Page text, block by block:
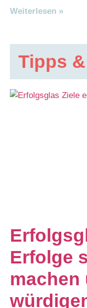
Weiterlesen »
Tipps
Erfolge
machen